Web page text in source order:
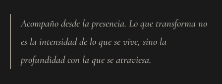
Acompaño desde la presencia. Lo que transforma no
es la intensidad de lo que se vive, sino la
profundidad con la que se atraviesa.